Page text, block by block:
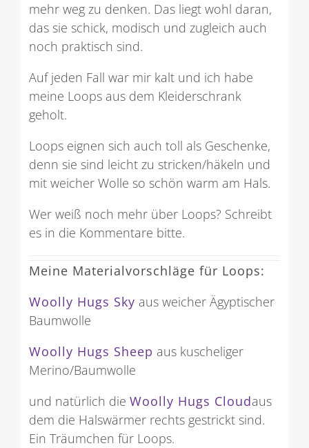
mehr weg zu denken. Das liegt wohl daran,
das sie schick, modisch und zugleich auch
noch praktisch sind.
Auf jeden Fall war mir kalt und ich habe
meine Loops aus dem Kleiderschrank
geholt.
Loops eignen sich auch toll als Geschenke,
denn sie sind leicht zu stricken/häkeln und
mit weicher Wolle so schön warm am Hals.
Wer weiß noch mehr über Loops? Schreibt
es in die Kommentare bitte.
Meine Materialvorschläge für Loops:
Woolly Hugs Sky aus weicher Ägyptischer
Baumwolle
Woolly Hugs Sheep aus kuscheliger
Merino/Baumwolle
und natürlich die Woolly Hugs Cloudaus
dem die Halswärmer rechts gestrickt sind.
Ein Träumchen für Loops.